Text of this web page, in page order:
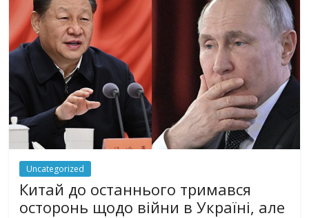
Uncategorized
Китай до останнього тримався
осторонь щодо вiйни в Україні, але